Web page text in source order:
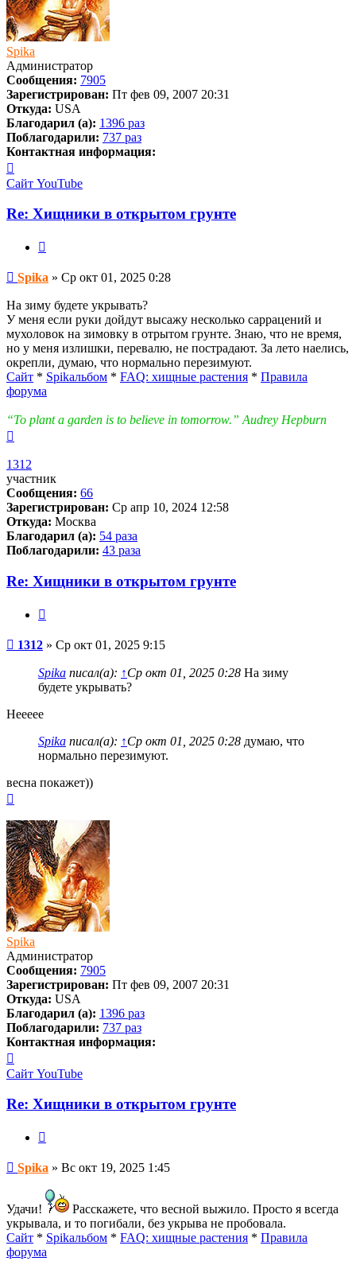
Spika
Администратор
Сообщения: 7905
Зарегистрирован: Пт фев 09, 2007 20:31
Откуда: USA
Благодарил (а): 1396 раз
Поблагодарили: 737 раз
Контактная информация:
информация
пользователя
Spika
Сайт YouTube
Re: Хищники в открытом грунте
Сообщение
Spika » Ср окт 01, 2025 0:28
На зиму будете укрывать?
У меня если руки дойдут высажу несколько саррацений и
мухоловок на зимовку в отрытом грунте. Знаю, что не время,
но у меня излишки, перевалю, не пострадают. За лето наелись,
окрепли, думаю, что нормально перезимуют.
Сайт * Spikальбом * FAQ: хищные растения * Правила
форума
“To plant a garden is to believe in tomorrow.” Audrey Hepburn
началу
1312
участник
Сообщения: 66
Зарегистрирован: Ср апр 10, 2024 12:58
Откуда: Москва
Благодарил (а): 54 раза
Поблагодарили: 43 раза
Re: Хищники в открытом грунте
Сообщение
1312 » Ср окт 01, 2025 9:15
Spika писал(а): ↑Ср окт 01, 2025 0:28 На зиму
будете укрывать?
Неееее
Spika писал(а): ↑Ср окт 01, 2025 0:28 думаю, что
нормально перезимуют.
весна покажет))
началу
Spika
Администратор
Сообщения: 7905
Зарегистрирован: Пт фев 09, 2007 20:31
Откуда: USA
Благодарил (а): 1396 раз
Поблагодарили: 737 раз
Контактная информация:
информация
пользователя
Spika
Сайт YouTube
Re: Хищники в открытом грунте
Сообщение
Spika » Вс окт 19, 2025 1:45
Удачи!
Расскажете, что весной выжило. Просто я всегда
укрывала, и то погибали, без укрыва не пробовала.
Сайт * Spikальбом * FAQ: хищные растения * Правила
форума